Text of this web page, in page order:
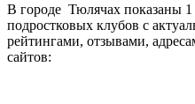
В городе Тюлячах показаны
подростковых клубов с
рейтингами, отзывами,
сайтов: